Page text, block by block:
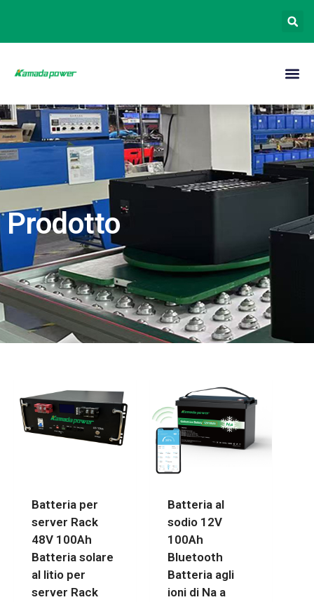
Prodotto
Batteria per
server Rack
48V 100Ah
Batteria solare
al litio per
server Rack
Batteria al
sodio 12V
100Ah
Bluetooth
Batteria agli
ioni di Na a